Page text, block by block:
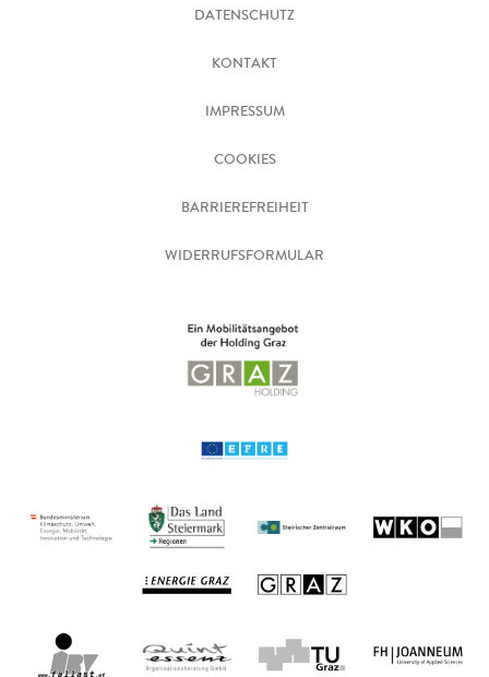
DATENSCHUTZ
KONTAKT
IMPRESSUM
COOKIES
BARRIEREFREIHEIT
WIDERRUFSFORMULAR